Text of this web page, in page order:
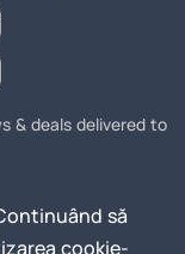
& deals delivered to
Join
să
cookie-